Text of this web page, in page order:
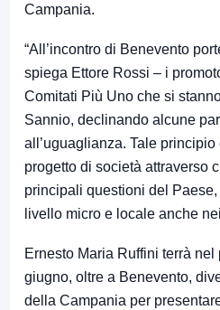
Campania.
“All’incontro di Benevento
spiega Ettore Rossi – i
Comitati Più Uno che si
Sannio, declinando alcune
all’uguaglianza. Tale
progetto di società attraverso
principali questioni del
livello micro e locale anche
Ernesto Maria Ruffini terrà
giugno, oltre a Benevento,
della Campania per